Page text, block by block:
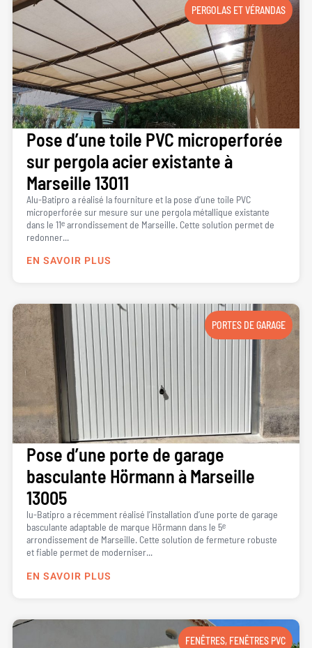
PERGOLAS ET VÉRANDAS
Pose d’une toile PVC microperforée
sur pergola acier existante à
Marseille 13011
Alu-Batipro a réalisé la fourniture et la pose d’une toile PVC
microperforée sur mesure sur une pergola métallique existante
dans le 11ᵉ arrondissement de Marseille. Cette solution permet de
redonner...
EN SAVOIR PLUS
PORTES DE GARAGE
Pose d’une porte de garage
basculante Hörmann à Marseille
13005
lu-Batipro a récemment réalisé l’installation d’une porte de garage
basculante adaptable de marque Hörmann dans le 5ᵉ
arrondissement de Marseille. Cette solution de fermeture robuste
et fiable permet de moderniser...
EN SAVOIR PLUS
FENÊTRES, FENÊTRES PVC